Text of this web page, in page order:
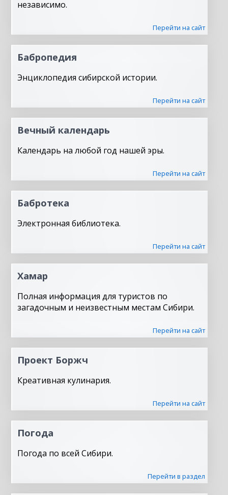
независимо.
Перейти на сайт
Бабропедия
Энциклопедия сибирской истории.
Перейти на сайт
Вечный календарь
Календарь на любой год нашей эры.
Перейти на сайт
Бабротека
Электронная библиотека.
Перейти на сайт
Хамар
Полная информация для туристов по
загадочным и неизвестным местам Сибири.
Перейти на сайт
Проект Боржч
Креативная кулинария.
Перейти на сайт
Погода
Погода по всей Сибири.
Перейти в раздел